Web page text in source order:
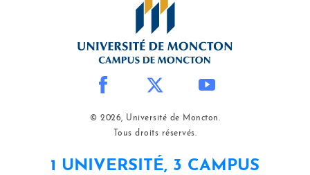
© 2026, Université de Moncton.
Tous droits réservés.
1 UNIVERSITÉ, 3 CAMPUS